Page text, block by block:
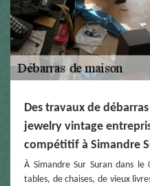
Des travaux de
jewelry vintage
compétitif à Simandre
À Simandre Sur Suran dans
tables, de chaises, de vieux